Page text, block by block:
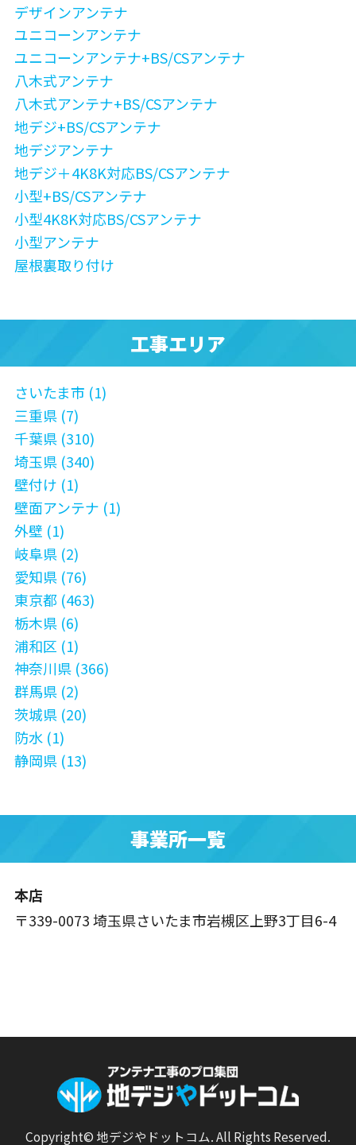
デザインアンテナ
ユニコーンアンテナ
ユニコーンアンテナ+BS/CSアンテナ
八木式アンテナ
八木式アンテナ+BS/CSアンテナ
地デジ+BS/CSアンテナ
地デジアンテナ
地デジ＋4K8K対応BS/CSアンテナ
小型+BS/CSアンテナ
小型4K8K対応BS/CSアンテナ
小型アンテナ
屋根裏取り付け
工事エリア
さいたま市 (1)
三重県 (7)
千葉県 (310)
埼玉県 (340)
壁付け (1)
壁面アンテナ (1)
外壁 (1)
岐阜県 (2)
愛知県 (76)
東京都 (463)
栃木県 (6)
浦和区 (1)
神奈川県 (366)
群馬県 (2)
茨城県 (20)
防水 (1)
静岡県 (13)
事業所一覧
本店
〒339-0073 埼玉県さいたま市岩槻区上野3丁目6-4
Copyright© 地デジやドットコム. All Rights Reserved.